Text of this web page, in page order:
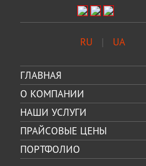
RU UA
ГЛАВНАЯ
О КОМПАНИИ
НАШИ УСЛУГИ
ПРАЙСОВЫЕ ЦЕНЫ
ПОРТФОЛИО